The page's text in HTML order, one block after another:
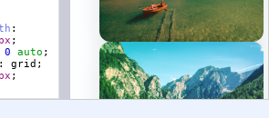
:
px ;
0 auto ;
: grid ;
px ;